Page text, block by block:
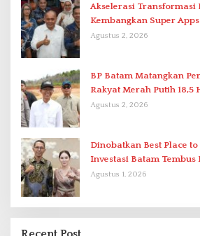
Akselerasi Transformasi
Kembangkan Super
Terpadu
Agustus 2, 2026
BP Batam Matangkan
Rakyat Merah Putih 18,5
Agustus 2, 2026
Dinobatkan Best Place
Investasi Batam
Ekonomi Tumbuh 6,76
Agustus 1, 2026